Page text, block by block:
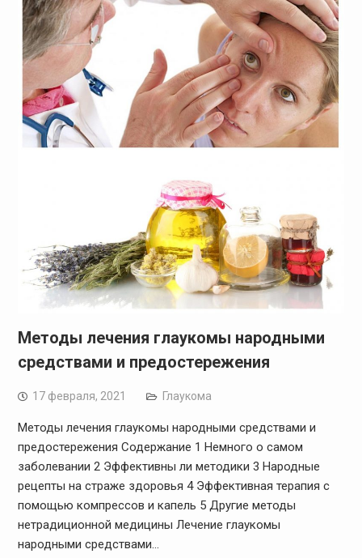
Методы лечения глаукомы народными
средствами и предостережения
17 февраля, 2021 Глаукома
Методы лечения глаукомы народными средствами и
предостережения Содержание 1 Немного о самом
заболевании 2 Эффективны ли методики 3 Народные
рецепты на страже здоровья 4 Эффективная терапия с
помощью компрессов и капель 5 Другие методы
нетрадиционной медицины Лечение глаукомы
народными средствами…